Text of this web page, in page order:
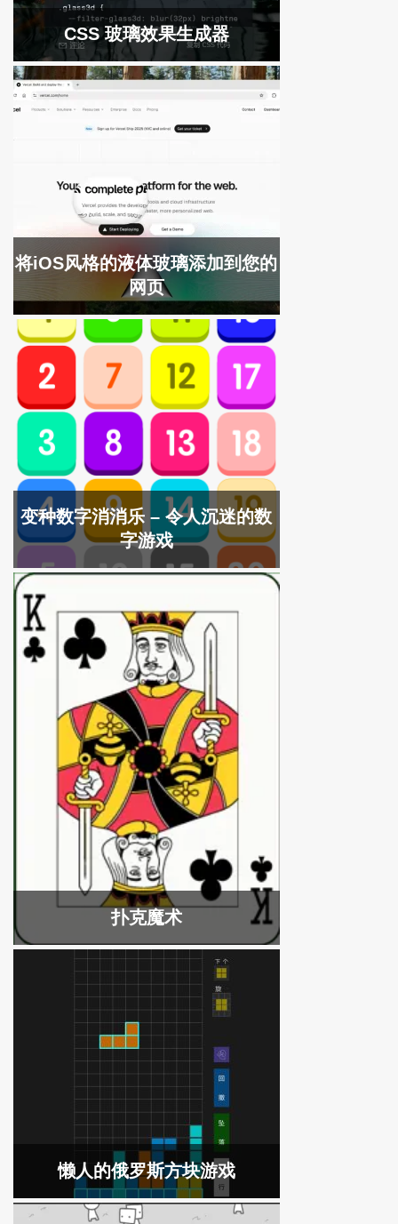
CSS 玻璃效果生成器
将iOS风格的液体玻璃添加到您的
网页
变种数字消消乐 – 令人沉迷的数
字游戏
扑克魔术
懒人的俄罗斯方块游戏